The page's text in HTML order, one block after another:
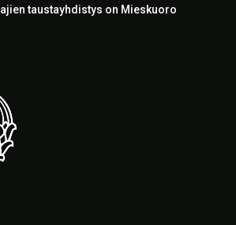
taustayhdistys on Mieskuoro